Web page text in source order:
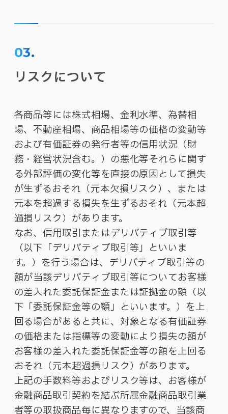
03.
リスクについて
各商品等には株式相場、金利水準、為替相
場、不動産相場、商品相場等の価格の変動等
および有価証券の発行者等の信用状況（財
務・経営状況含む。）の悪化等それらに関す
る外部評価の変化等を直接の原因として損失
が生ずるおそれ（元本欠損リスク）、または
元本を超過する損失を生ずるおそれ（元本超
過損リスク）があります。
なお、信用取引またはデリバティブ取引等
（以下「デリバティブ取引等」といいま
す。）を行う場合は、デリバティブ取引等の
額が当該デリバティブ取引等についてお客様
の差入れた委託保証金または証拠金の額（以
下「委託保証金等の額」といいます。）を上
回る場合があると共に、対象となる有価証券
の価格または指標等の変動により損失の額が
お客様の差入れた委託保証金等の額を上回る
おそれ（元本超過損リスク）があります。
上記の手数料等およびリスク等は、お客様が
金融商品取引契約を結ぶ所属金融商品取引業
者等の取扱商品毎に異なりますので、当該商